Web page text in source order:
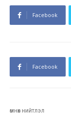
Facebook
Facebook
өмнөх нийтлэл